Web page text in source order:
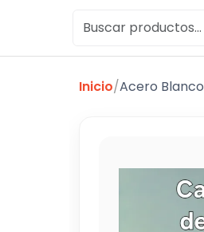
Inicio/Acero Blanco